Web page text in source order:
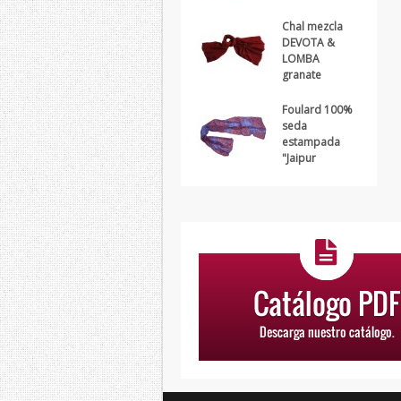
Chal mezcla
DEVOTA &
LOMBA
granate
Foulard 100%
seda
estampada
"Jaipur